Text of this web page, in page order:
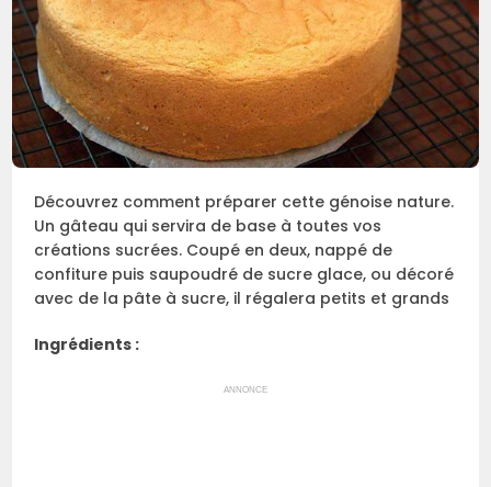
Découvrez comment préparer cette génoise nature.
Un gâteau qui servira de base à toutes vos
créations sucrées. Coupé en deux, nappé de
confiture puis saupoudré de sucre glace, ou décoré
avec de la pâte à sucre, il régalera petits et grands
Ingrédients :
ANNONCE